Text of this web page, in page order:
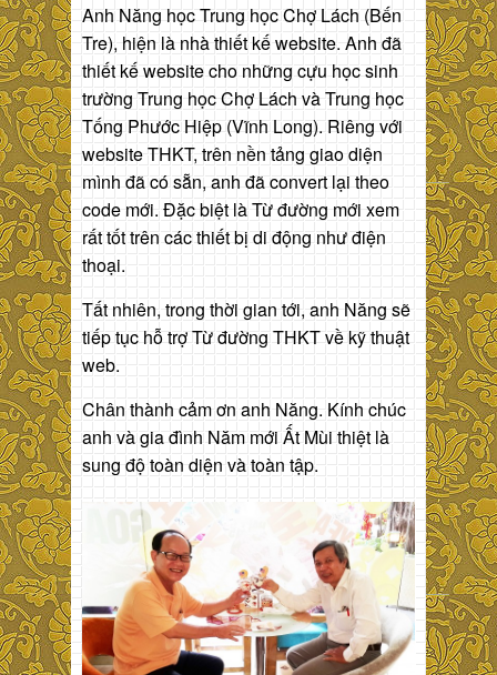
Anh Năng học Trung học Chợ Lách (Bến
Tre), hiện là nhà thiết kế website. Anh đã
thiết kế website cho những cựu học sinh
trường Trung học Chợ Lách và Trung học
Tống Phước Hiệp (Vĩnh Long). Riêng với
website THKT, trên nền tảng giao diện
mình đã có sẵn, anh đã convert lại theo
code mới. Đặc biệt là Từ đường mới xem
rất tốt trên các thiết bị di động như điện
thoại.
Tất nhiên, trong thời gian tới, anh Năng sẽ
tiếp tục hỗ trợ Từ đường THKT về kỹ thuật
web.
Chân thành cảm ơn anh Năng. Kính chúc
anh và gia đình Năm mới Ất Mùi thiệt là
sung độ toàn diện và toàn tập.